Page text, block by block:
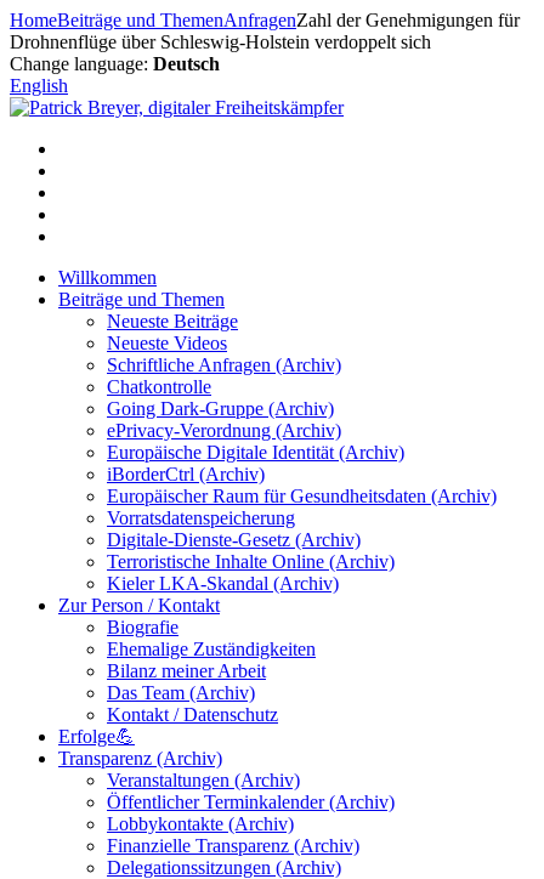
Zum
Inhalt
springen
HomeBeiträge und ThemenAnfragenZahl der Genehmigungen für
Drohnenflüge über Schleswig-Holstein verdoppelt sich
Change language: Deutsch
English
Willkommen
Beiträge und Themen
Neueste Beiträge
Neueste Videos
Schriftliche Anfragen (Archiv)
Chatkontrolle
Going Dark-Gruppe (Archiv)
ePrivacy-Verordnung (Archiv)
Europäische Digitale Identität (Archiv)
iBorderCtrl (Archiv)
Europäischer Raum für Gesundheitsdaten (Archiv)
Vorratsdatenspeicherung
Digitale-Dienste-Gesetz (Archiv)
Terroristische Inhalte Online (Archiv)
Kieler LKA-Skandal (Archiv)
Zur Person / Kontakt
Biografie
Ehemalige Zuständigkeiten
Bilanz meiner Arbeit
Das Team (Archiv)
Kontakt / Datenschutz
Erfolge💪
Transparenz (Archiv)
Veranstaltungen (Archiv)
Öffentlicher Terminkalender (Archiv)
Lobbykontakte (Archiv)
Finanzielle Transparenz (Archiv)
Delegationssitzungen (Archiv)